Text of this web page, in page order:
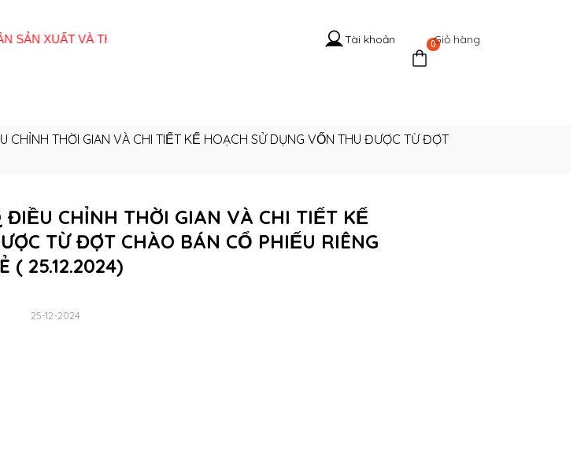
Tài khoản 0Giỏ hàng
THỜI GIAN VÀ CHI TIẾT KẾ HOẠCH SỬ DỤNG VỐN THU ĐƯỢC TỪ ĐỢT
CHỈNH THỜI GIAN VÀ CHI TIẾT KẾ
TỪ ĐỢT CHÀO BÁN CỔ PHIẾU RIÊNG
( 25.12.2024)
25-12-2024